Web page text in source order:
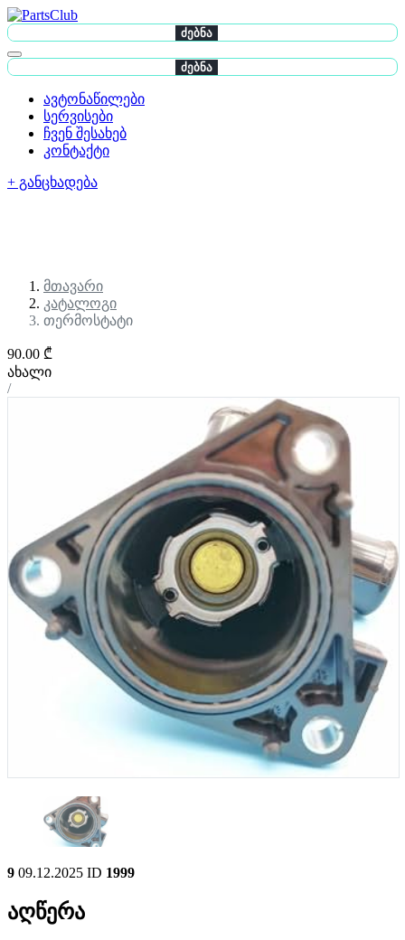
ძებნა
ძებნა
ავტონაწილები
სერვისები
ჩვენ შესახებ
კონტაქტი
+ განცხადება
მთავარი
კატალოგი
თერმოსტატი
90.00 ₾
ახალი
/
9 09.12.2025 ID 1999
აღწერა